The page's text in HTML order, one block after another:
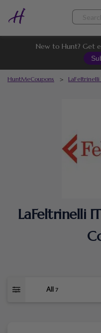
New to Hunt? Get
HuntMeCoupons > LaFeltrinelli
LaFeltrinelli
All 7